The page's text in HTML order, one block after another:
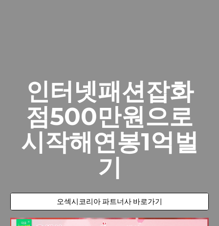
인터넷패션잡화
점500만원으로
시작해연봉1억벌
기
오섹시코리아 파트너사 바로가기